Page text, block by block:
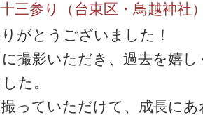
三参り（台東区・鳥越神社
がとうございました！
撮影いただき、過去を嬉し
た。
っていただけて、成長に